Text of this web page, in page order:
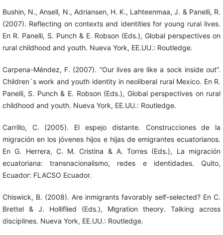
Bushin, N., Ansell, N., Adriansen, H. K., Lahteenmaa, J. & Panelli, R.
(2007). Reflecting on contexts and identities for young rural lives.
En R. Panelli, S. Punch & E. Robson (Eds.), Global perspectives on
rural childhood and youth. Nueva York, EE.UU.: Routledge.
Carpena-Méndez, F. (2007). “Our lives are like a sock inside out”.
Children´s work and youth identity in neoliberal rural Mexico. En R.
Panelli, S. Punch & E. Robson (Eds.), Global perspectives on rural
childhood and youth. Nueva York, EE.UU.: Routledge.
Carrillo, C. (2005). El espejo distante. Construcciones de la
migración en los jóvenes hijos e hijas de emigrantes ecuatorianos.
En G. Herrera, C. M. Cristina & A. Torres (Eds.), La migración
ecuatoriana: transnacionalismo, redes e identidades. Quito,
Ecuador: FLACSO Ecuador.
Chiswick, B. (2008). Are inmigrants favorably self-selected? En C.
Brettel & J. Holliflied (Eds.), Migration theory. Talking across
disciplines. Nueva York, EE.UU.: Routledge.